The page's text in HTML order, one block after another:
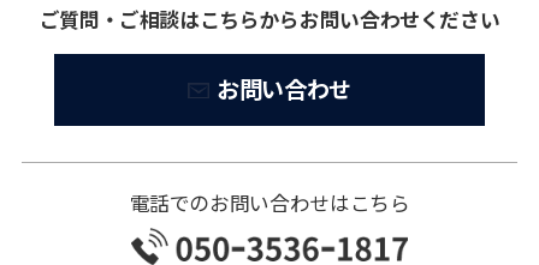
ご質問・ご相談はこちらからお問い合わせください
お問い合わせ
電話でのお問い合わせはこちら